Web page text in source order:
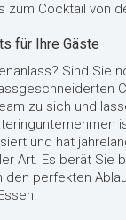
zum Cocktail von
für Ihre Gäste
Sind Sie
zu sich und
und hat
Art. Es berät Sie
den perfekten